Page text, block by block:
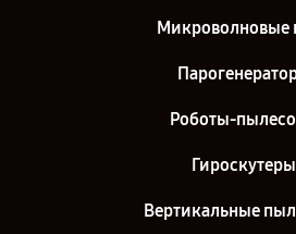
Микроволновые
Роботы-
Гироскутеры
Вертикальные